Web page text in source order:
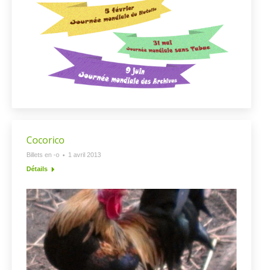
Cocorico
Billets en -o
1 avril 2013
Détails